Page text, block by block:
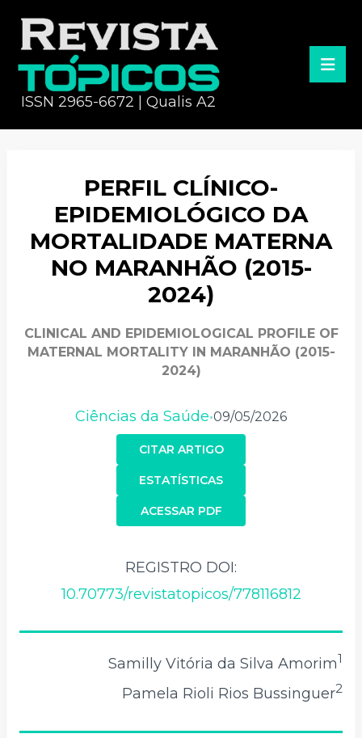
ISSN 2965-6672 | Qualis A2
PERFIL CLÍNICO-
EPIDEMIOLÓGICO DA
MORTALIDADE MATERNA
NO MARANHÃO (2015-
2024)
CLINICAL AND EPIDEMIOLOGICAL PROFILE OF
MATERNAL MORTALITY IN MARANHÃO (2015-
2024)
Ciências da Saúde•09/05/2026
CITAR ARTIGO
ACESSAR PDF
ESTATÍSTICAS
REGISTRO DOI:
10.70773/revistatopicos/778116812
Samilly Vitória da Silva Amorim1
Pamela Rioli Rios Bussinguer2